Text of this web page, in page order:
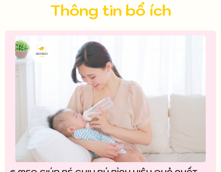
Thông tin bổ ích